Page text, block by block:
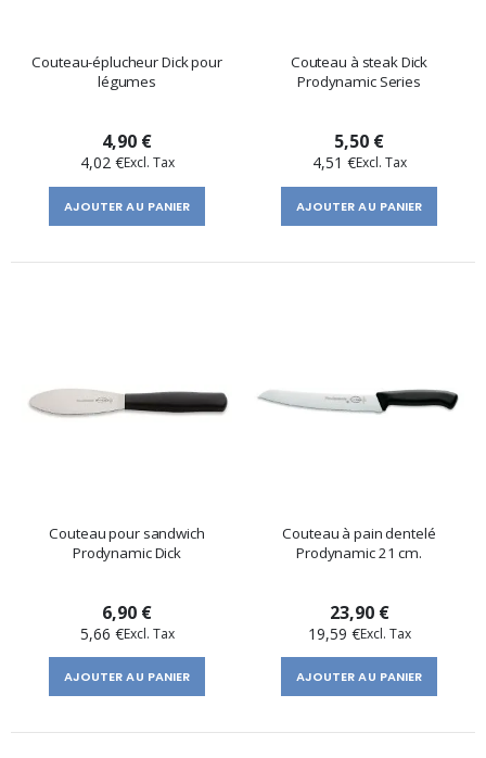
Couteau-éplucheur Dick pour
légumes
4,90 €
4,02 €
AJOUTER AU PANIER
Couteau à steak Dick
Prodynamic Series
5,50 €
4,51 €
AJOUTER AU PANIER
Couteau pour sandwich
Prodynamic Dick
6,90 €
5,66 €
AJOUTER AU PANIER
Couteau à pain dentelé
Prodynamic 21 cm.
23,90 €
19,59 €
AJOUTER AU PANIER